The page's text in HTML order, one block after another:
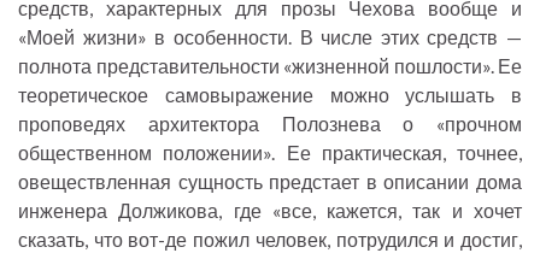
средств, характерных для прозы Чехова вообще и
«Моей жизни» в особенности. В числе этих средств —
полнота представительности «жизненной пошлости». Ее
теоретическое самовыражение можно услышать в
проповедях архитектора Полознева о «прочном
общественном положении». Ее практическая, точнее,
овеществленная сущность предстает в описании дома
инженера Должикова, где «все, кажется, так и хочет
сказать, что вот-де пожил человек, потрудился и достиг,